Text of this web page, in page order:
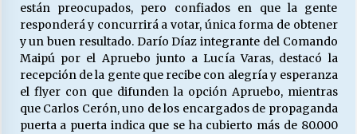
están preocupados, pero confiados en que la gente
responderá y concurrirá a votar, única forma de obtener
y un buen resultado. Darío Díaz integrante del Comando
Maipú por el Apruebo junto a Lucía Varas, destacó la
recepción de la gente que recibe con alegría y esperanza
el flyer con que difunden la opción Apruebo, mientras
que Carlos Cerón, uno de los encargados de propaganda
puerta a puerta indica que se ha cubierto más de 80.000